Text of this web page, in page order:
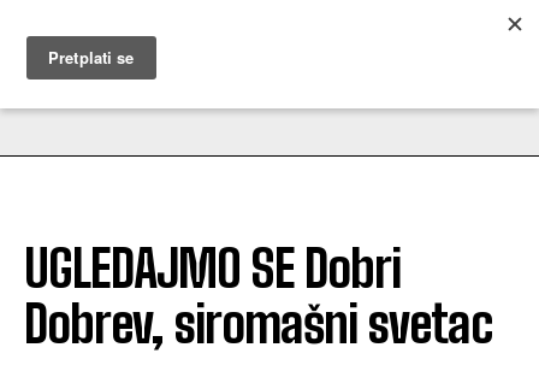
MUŽEVNI BUDITE
UGLEDAJMO SE Dobri
Dobrev, siromašni svetac